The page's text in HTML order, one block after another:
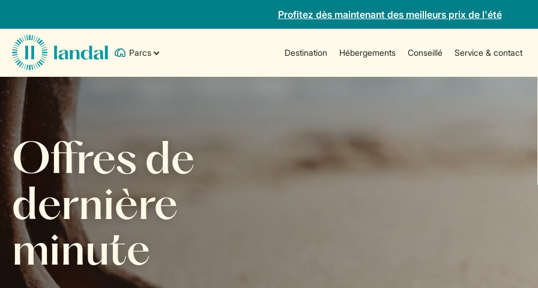
Profitez dès maintenant des meilleurs prix de l'été
Parcs Destination Hébergements Conseillé Service & contact
Offres de
dernière
minute